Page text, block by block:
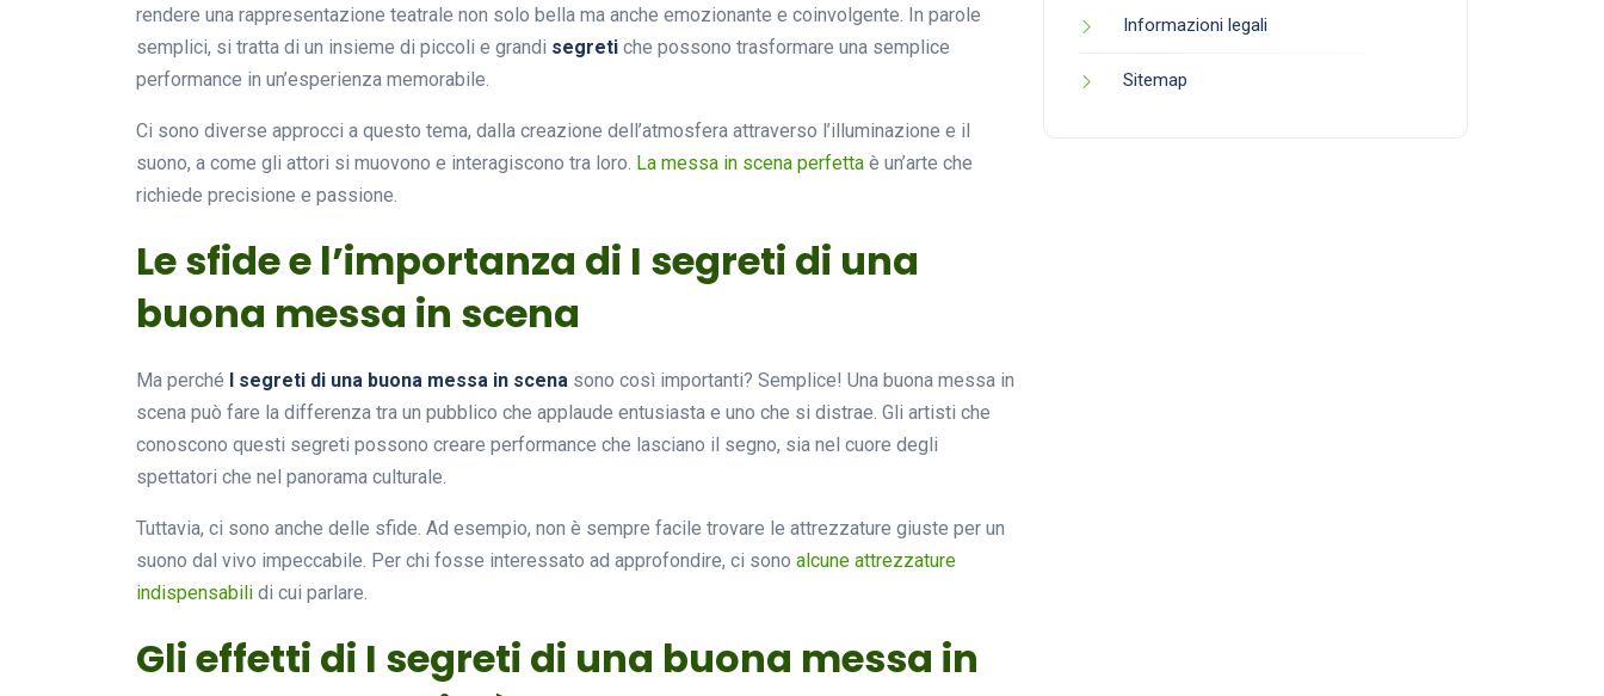
rendere una rappresentazione teatrale non solo bella ma anche emozionante e coinvolgente. In parole
semplici, si tratta di un insieme di piccoli e grandi segreti che possono trasformare una semplice
performance in un’esperienza memorabile.
Ci sono diverse approcci a questo tema, dalla creazione dell’atmosfera attraverso l’illuminazione e il
suono, a come gli attori si muovono e interagiscono tra loro. La messa in scena perfetta è un’arte che
richiede precisione e passione.
Le sfide e l’importanza di I segreti di una
buona messa in scena
Ma perché I segreti di una buona messa in scena sono così importanti? Semplice! Una buona messa in
scena può fare la differenza tra un pubblico che applaude entusiasta e uno che si distrae. Gli artisti che
conoscono questi segreti possono creare performance che lasciano il segno, sia nel cuore degli
spettatori che nel panorama culturale.
Tuttavia, ci sono anche delle sfide. Ad esempio, non è sempre facile trovare le attrezzature giuste per un
suono dal vivo impeccabile. Per chi fosse interessato ad approfondire, ci sono alcune attrezzature
indispensabili di cui parlare.
Gli effetti di I segreti di una buona messa in
Informazioni legali
Sitemap